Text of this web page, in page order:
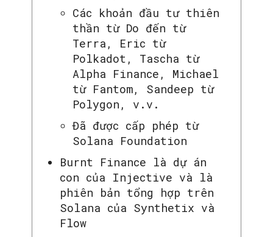
SEARCH...
Các khoản đầu tư thiên
thần từ Do đến từ
Terra, Eric từ
Polkadot, Tascha từ
Alpha Finance, Michael
từ Fantom, Sandeep từ
Polygon, v.v.
Đã được cấp phép từ
Solana Foundation
Burnt Finance là dự án
con của Injective và là
phiên bản tổng hợp trên
Solana của Synthetix và
Flow